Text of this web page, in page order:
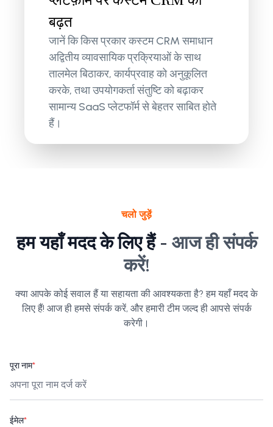
बढ़त
जानें कि किस प्रकार कस्टम CRM समाधान
अद्वितीय व्यावसायिक प्रक्रियाओं के साथ
तालमेल बिठाकर, कार्यप्रवाह को अनुकूलित
करके, तथा उपयोगकर्ता संतुष्टि को बढ़ाकर
सामान्य SaaS प्लेटफॉर्म से बेहतर साबित होते
हैं।
चलो जुड़ें
हम यहाँ मदद के लिए हैं - आज ही संपर्क
करें!
क्या आपके कोई सवाल हैं या सहायता की आवश्यकता है? हम यहाँ मदद के
लिए हैं! आज ही हमसे संपर्क करें, और हमारी टीम जल्द ही आपसे संपर्क
करेगी।
पूरा नाम*
ईमेल*